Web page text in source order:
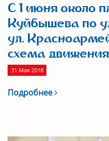
С 1 июня около
Куйбышева по
ул.
схема
31 Мая 2018
Подробнее